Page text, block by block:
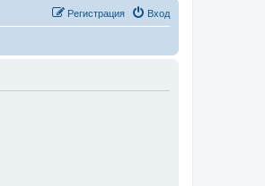
Вход
Регистрация